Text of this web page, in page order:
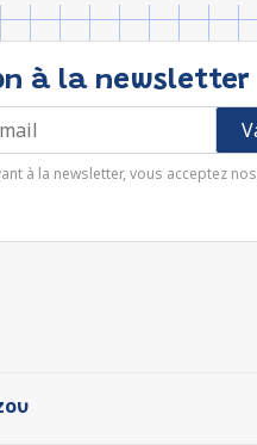
à la newsletter
à la newsletter, vous acceptez nos